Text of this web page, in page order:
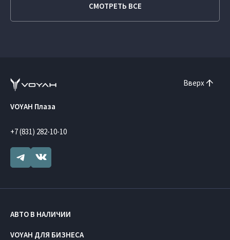
СМОТРЕТЬ ВСЕ
Вверх
VOYAH Плаза
+7 (831) 282-10-10
АВТО В НАЛИЧИИ
VOYAH ДЛЯ БИЗНЕСА